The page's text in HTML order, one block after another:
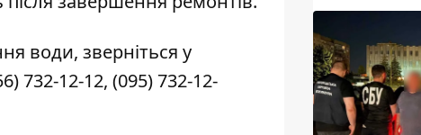
води, зверніться у
732-12-12, (095) 732-12-
Юрія